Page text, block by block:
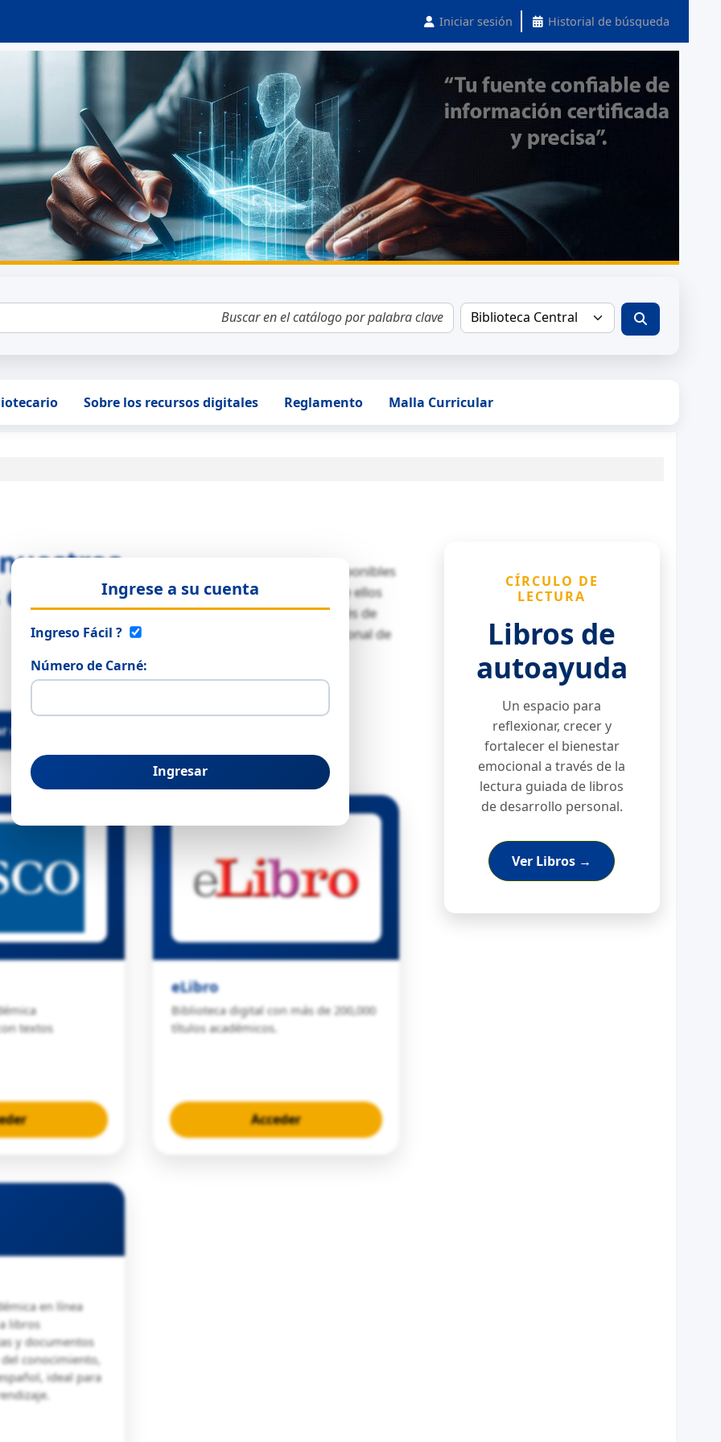
Iniciar sesión Historial de búsqueda
por palabra clave
Sobre los recursos digitales Reglamento Malla Curricular
digitales
Los recursos digitales están disponibles
para que puedas hacer uso de ellos
desde cualquier parte a través de
Internet con tu cuenta institucional de
más →
textos
eLibro
Biblioteca digital con más de 200,000
títulos académicos.
Acceder
en línea
libros
y documentos
conocimiento,
ideal para
Ingrese a su cuenta
Ingreso Fácil ?
Número de Carné:
CÍRCULO DE
LECTURA
Libros de
autoayuda
Un espacio para
reflexionar, crecer y
fortalecer el bienestar
emocional a través de la
lectura guiada de libros
de desarrollo personal.
Ver Libros →